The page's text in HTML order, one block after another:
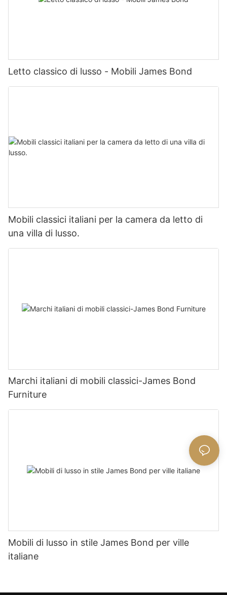
Letto classico di lusso - Mobili James Bond
Mobili classici italiani per la camera da letto di
una villa di lusso.
Marchi italiani di mobili classici-James Bond
Furniture
Mobili di lusso in stile James Bond per ville
italiane